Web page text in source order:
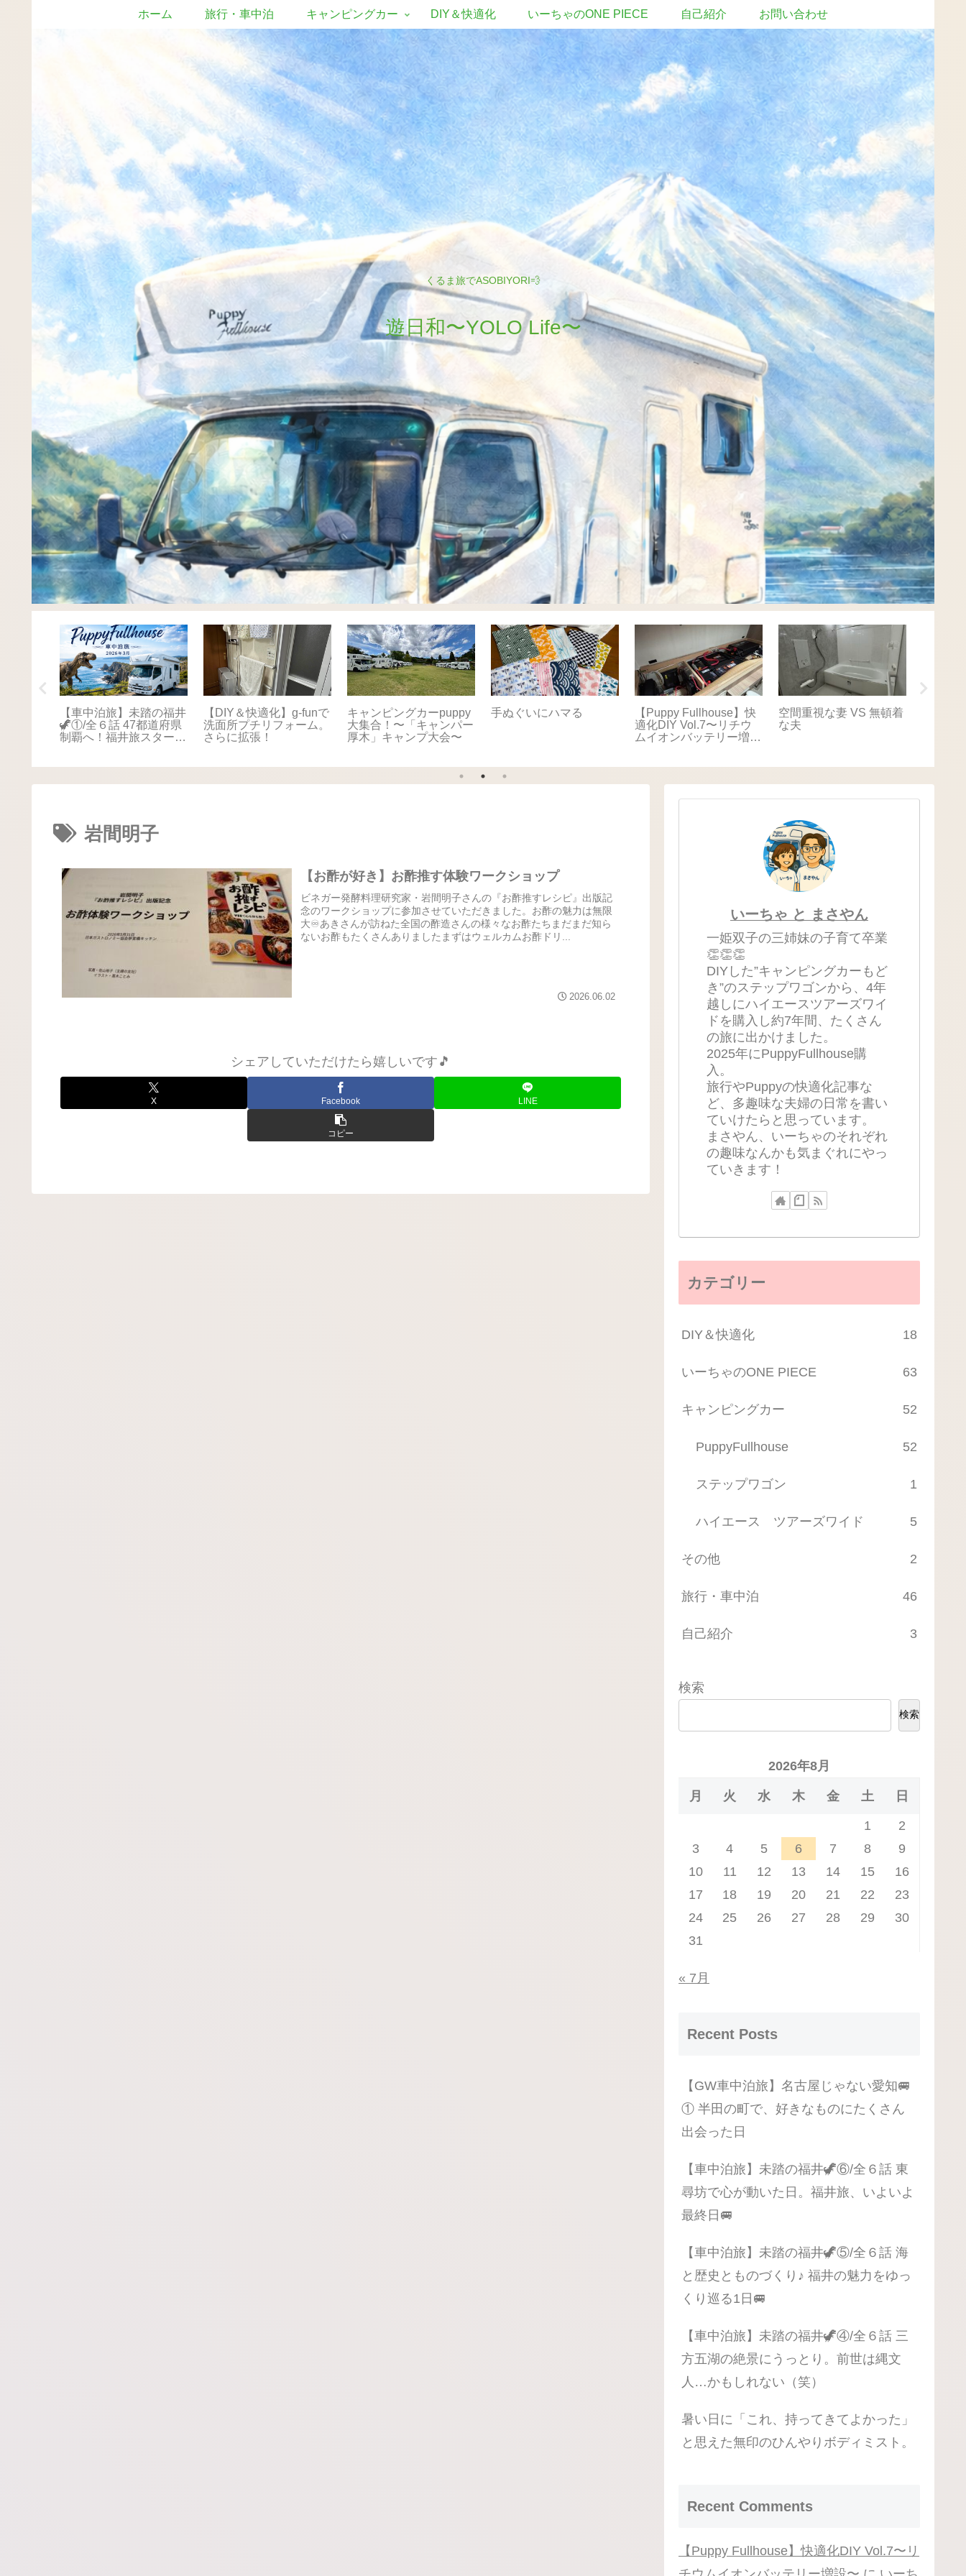
くるま旅でASOBIYORI💨
遊日和〜YOLO Life〜
ホーム 旅行・車中泊 キャンピングカー DIY＆快適化 いーちゃのONE PIECE 自己紹介 お問い合わせ
【車中泊旅】未踏の福井
🦖①/全６話 47都道府県
制覇へ！福井旅スタート
【DIY＆快適化】g-funで
洗面所プチリフォーム。
さらに拡張！
キャンピングカーpuppy
大集合！〜「キャンパー
厚木」キャンプ大会〜
手ぬぐいにハマる
【Puppy Fullhouse】快
適化DIY Vol.7〜リチウ
ムイオンバッテリー増
空間重視な妻 VS 無頓着
な夫
岩間明子
【お酢が好き】お酢推す体験ワークショップ
ビネガー発酵料理研究家・岩間明子さんの『お酢推すレシピ』出版記
念のワークショップに参加させていただきました。お酢の魅力は無限
大♾️あきさんが訪ねた全国の酢造さんの様々なお酢たちまだまだ知ら
ないお酢もたくさんありましたまずはウェルカムお酢ドリ...
2026.06.02
シェアしていただけたら嬉しいです🎵
X Facebook LINE
コピー
いーちゃ と まさやん
一姫双子の三姉妹の子育て卒業
👏👏👏
DIYした”キャンピングカーもど
き”のステップワゴンから、4年
越しにハイエースツアーズワイ
ドを購入し約7年間、たくさん
の旅に出かけました。
2025年にPuppyFullhouse購
入。
旅行やPuppyの快適化記事な
ど、多趣味な夫婦の日常を書い
ていけたらと思っています。
まさやん、いーちゃのそれぞれ
の趣味なんかも気まぐれにやっ
ていきます！
カテゴリー
DIY＆快適化 18
いーちゃのONE PIECE 63
キャンピングカー 52
PuppyFullhouse 52
ステップワゴン 1
ハイエース ツアーズワイド 5
その他 2
旅行・車中泊 46
自己紹介 3
検索
検索
2026年8月
月 火 水 木 金 土 日
1
2
3
4 5 6 7 8
9
10
11 12 13 14 15
16
17
18 19 20 21 22
23
24
25 26 27 28 29
30
31
« 7月
Recent Posts
【GW車中泊旅】名古屋じゃない愛知🚐
① 半田の町で、好きなものにたくさん
出会った日
【車中泊旅】未踏の福井🦖⑥/全６話 東
尋坊で心が動いた日。福井旅、いよいよ
最終日🚐
【車中泊旅】未踏の福井🦖⑤/全６話 海
と歴史とものづくり♪ 福井の魅力をゆっ
くり巡る1日🚐
【車中泊旅】未踏の福井🦖④/全６話 三
方五湖の絶景にうっとり。前世は縄文
人…かもしれない（笑）
暑い日に「これ、持ってきてよかった」
と思えた無印のひんやりボディミスト。
Recent Comments
【Puppy Fullhouse】快適化DIY Vol.7〜リ